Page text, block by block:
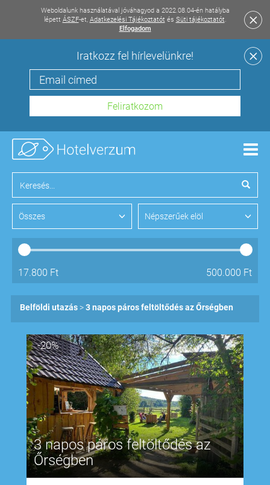
Weboldalunk használatával jóváhagyod a 2022.08.04-én hatályba
lépett ÁSZF-et, Adatkezelési Tájékoztatót és Süti tájékoztatót.
Elfogadom
Iratkozz fel hírlevelünkre!
Összes Népszerűek elöl
17.800 Ft 500.000 Ft
Belföldi utazás 3 napos páros feltöltődés az Őrségben
-20%
3 napos páros feltöltődés az
Őrségben